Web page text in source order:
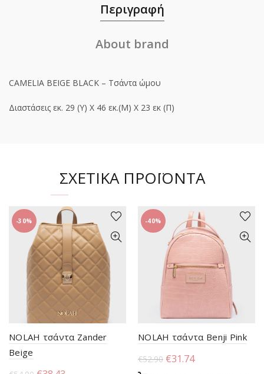
Περιγραφή
About brand
CAMELIA BEIGE BLACK – Τσάντα ώμου
Διαστάσεις εκ. 29 (Υ) Χ 46 εκ.(Μ) Χ 23 εκ (Π)
ΣΧΕΤΙΚΆ ΠΡΟΪΌΝΤΑ
-30%
NOLAH τσάντα Zander
Beige
-40%
NOLAH τσάντα Benji Pink
€52.90 Original
€31.74Η